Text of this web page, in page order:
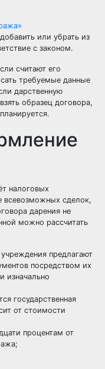
или убрать из
с законом.
считают его
требуемые данные
дарственную
образец договора,
налоговых
всевозможных сделок,
дарения не
можно рассчитать
предлагают
посредством их
изначально
государственная
от стоимости
процентам от